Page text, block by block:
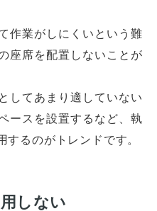
作業がしにくいという難
座席を配置しないことが
してあまり適していない
ースを設置するなど、執
るのがトレンドです。
しない
ィスレイアウト、移転・納期
や
予算の相談、見積依頼など